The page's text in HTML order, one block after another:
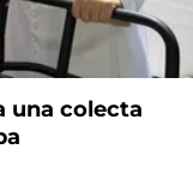
una colecta